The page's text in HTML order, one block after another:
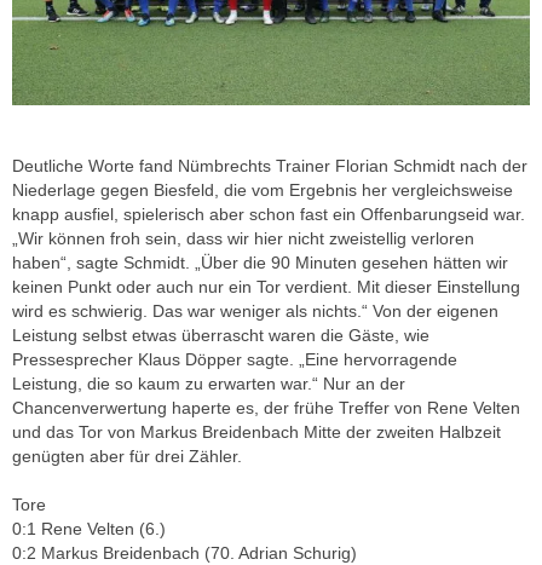
Deutliche Worte fand Nümbrechts Trainer Florian Schmidt nach der
Niederlage gegen Biesfeld, die vom Ergebnis her vergleichsweise
knapp ausfiel, spielerisch aber schon fast ein Offenbarungseid war.
„Wir können froh sein, dass wir hier nicht zweistellig verloren
haben“, sagte Schmidt. „Über die 90 Minuten gesehen hätten wir
keinen Punkt oder auch nur ein Tor verdient. Mit dieser Einstellung
wird es schwierig. Das war weniger als nichts.“ Von der eigenen
Leistung selbst etwas überrascht waren die Gäste, wie
Pressesprecher Klaus Döpper sagte. „Eine hervorragende
Leistung, die so kaum zu erwarten war.“ Nur an der
Chancenverwertung haperte es, der frühe Treffer von Rene Velten
und das Tor von Markus Breidenbach Mitte der zweiten Halbzeit
genügten aber für drei Zähler.
Tore
0:1 Rene Velten (6.)
0:2 Markus Breidenbach (70. Adrian Schurig)